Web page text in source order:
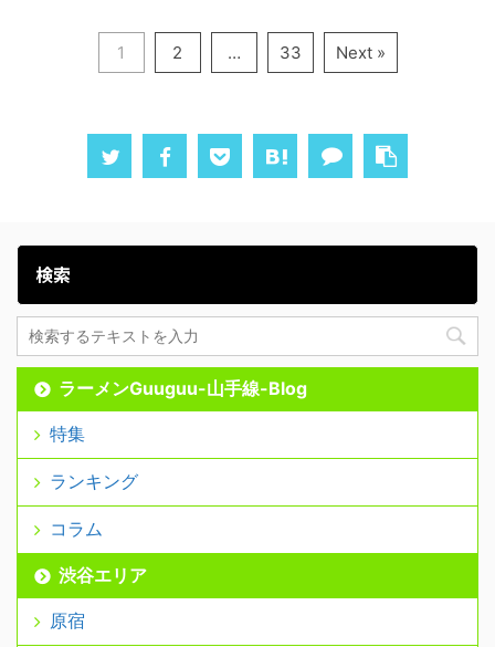
1 2 … 33 Next »
検索
ラーメンGuuguu-山手線-Blog
特集
ランキング
コラム
渋谷エリア
原宿